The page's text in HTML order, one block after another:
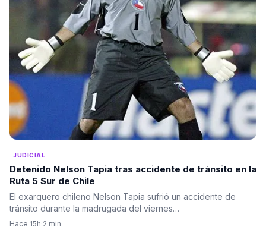
JUDICIAL
Detenido Nelson Tapia tras accidente de tránsito en la
Ruta 5 Sur de Chile
El exarquero chileno Nelson Tapia sufrió un accidente de
tránsito durante la madrugada del viernes…
Hace 15h·2 min